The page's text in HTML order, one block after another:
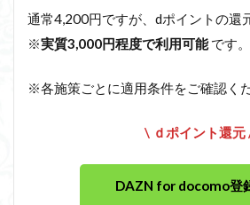
通常4,200円ですが、dポイントの還
※実質3,000円程度で利用可能です。
※各施策ごとに適用条件をご確認く
\ ｄポイント還元
DAZN for docomo登